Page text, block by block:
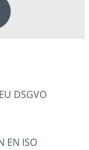
DSGVO
EN ISO